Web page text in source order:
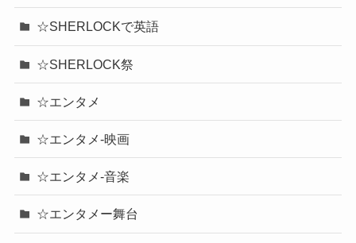
☆SHERLOCKで英語
☆SHERLOCK祭
☆エンタメ
☆エンタメ-映画
☆エンタメ-音楽
☆エンタメー舞台